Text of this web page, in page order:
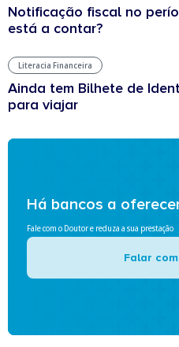
Notificação fiscal no
está a contar?
Literacia Financeira
Ainda tem Bilhete de
para viajar
Há bancos a
Fale com o Doutor e reduza a sua prestação
Falar